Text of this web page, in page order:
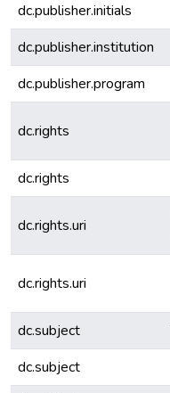
dc.publisher.initials
dc.publisher.institution
dc.publisher.program
dc.rights
dc.rights
dc.rights.uri
dc.rights.uri
dc.subject
dc.subject